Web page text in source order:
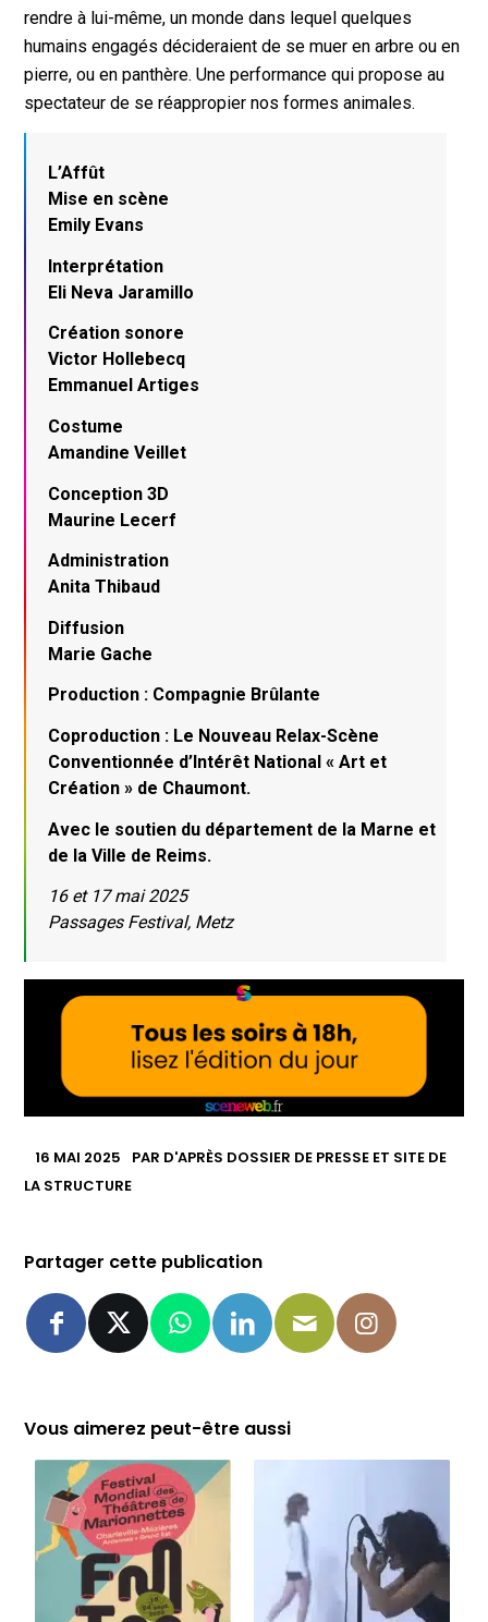
rendre à lui-même, un monde dans lequel quelques
humains engagés décideraient de se muer en arbre ou en
pierre, ou en panthère. Une performance qui propose au
spectateur de se réappropier nos formes animales.
L’Affût
Mise en scène
Emily Evans
Interprétation
Eli Neva Jaramillo
Création sonore
Victor Hollebecq
Emmanuel Artiges
Costume
Amandine Veillet
Conception 3D
Maurine Lecerf
Administration
Anita Thibaud
Diffusion
Marie Gache
Production : Compagnie Brûlante
Coproduction : Le Nouveau Relax-Scène
Conventionnée d’Intérêt National « Art et
Création » de Chaumont.
Avec le soutien du département de la Marne et
de la Ville de Reims.
16 et 17 mai 2025
Passages Festival, Metz
16 MAI 2025 PAR D'APRÈS DOSSIER DE PRESSE ET SITE DE
LA STRUCTURE
Partager cette publication
Vous aimerez peut-être aussi